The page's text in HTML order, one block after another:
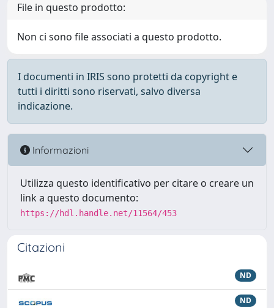
File in questo prodotto:
Non ci sono file associati a questo prodotto.
I documenti in IRIS sono protetti da copyright e
tutti i diritti sono riservati, salvo diversa
indicazione.
Informazioni
Utilizza questo identificativo per citare o creare un
link a questo documento:
https://hdl.handle.net/11564/453
Citazioni
ND
ND